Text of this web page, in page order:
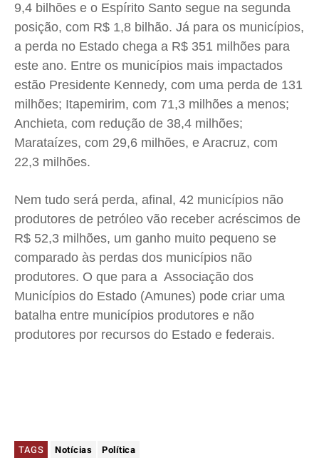
9,4 bilhões e o Espírito Santo segue na segunda
posição, com R$ 1,8 bilhão. Já para os municípios,
a perda no Estado chega a R$ 351 milhões para
este ano. Entre os municípios mais impactados
estão Presidente Kennedy, com uma perda de 131
milhões; Itapemirim, com 71,3 milhões a menos;
Anchieta, com redução de 38,4 milhões;
Marataízes, com 29,6 milhões, e Aracruz, com
22,3 milhões.
Nem tudo será perda, afinal, 42 municípios não
produtores de petróleo vão receber acréscimos de
R$ 52,3 milhões, um ganho muito pequeno se
comparado às perdas dos municípios não
produtores. O que para a Associação dos
Municípios do Estado (Amunes) pode criar uma
batalha entre municípios produtores e não
produtores por recursos do Estado e federais.
TAGS Notícias Política